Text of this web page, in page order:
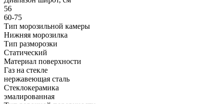
56
60-75
Тип морозильной камеры
Нижняя морозилка
Тип разморозки
Статический
Материал поверхности
Газ на стекле
нержавеющая сталь
Стеклокерамика
эмалированная